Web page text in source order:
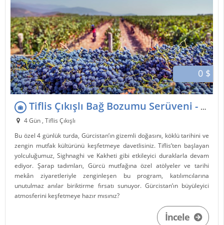
0 $
Tiflis Çıkışlı Bağ Bozumu Serüveni - 3 Gece 4 Gün
4 Gün , Tiflis Çıkışlı
Bu özel 4 günlük turda, Gürcistan’ın gizemli doğasını, köklü tarihini ve
zengin mutfak kültürünü keşfetmeye davetlisiniz. Tiflis’ten başlayan
yolculuğumuz, Sighnaghi ve Kakheti gibi etkileyici duraklarla devam
ediyor. Şarap tadımları, Gürcü mutfağına özel atölyeler ve tarihi
mekân ziyaretleriyle zenginleşen bu program, katılımcılarına
unutulmaz anılar biriktirme fırsatı sunuyor. Gürcistan’ın büyüleyici
atmosferini keşfetmeye hazır mısınız?
İncele